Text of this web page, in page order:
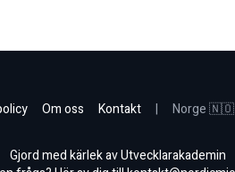
Om oss Kontakt | Norge 🇳🇴
Gjord med kärlek av Utvecklarakademin